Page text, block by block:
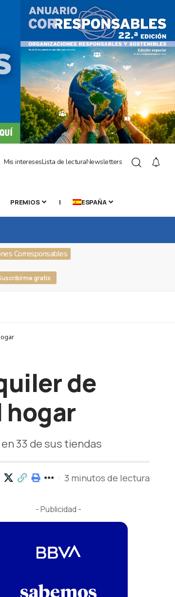
Mis interesesLista de lecturaNewsletters
PREMIOS | ESPAÑA
Corresponsables
gratis
de
hogar
33 de sus tiendas
3 minutos de lectura
- Publicidad -